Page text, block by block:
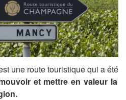
une route touristique qui a été
et mettre en valeur la